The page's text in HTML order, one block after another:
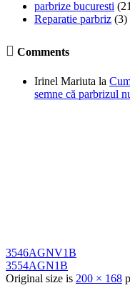
parbrize bucuresti
Reparatie parbriz (3)
 Comments
Irinel Mariuta la
semne că parbrizul
3546AGNV1B
3554AGN1B
Original size is 200 × 168